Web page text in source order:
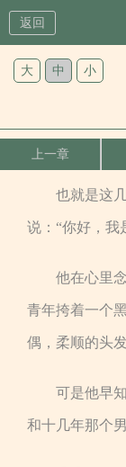
返回
大 中 小
上一章
也就是这
说：“你好，我
他在心里
青年挎着一个
偶，柔顺的头
可是他早
和十几年那个